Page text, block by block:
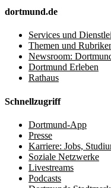
dortmund.de
Services und
Themen und
Newsroom:
Dortmund Erleben
Rathaus
Schnellzugriff
Dortmund-App
Presse
Karriere: Jobs,
Soziale Netzwerke
Livestreams
Podcasts